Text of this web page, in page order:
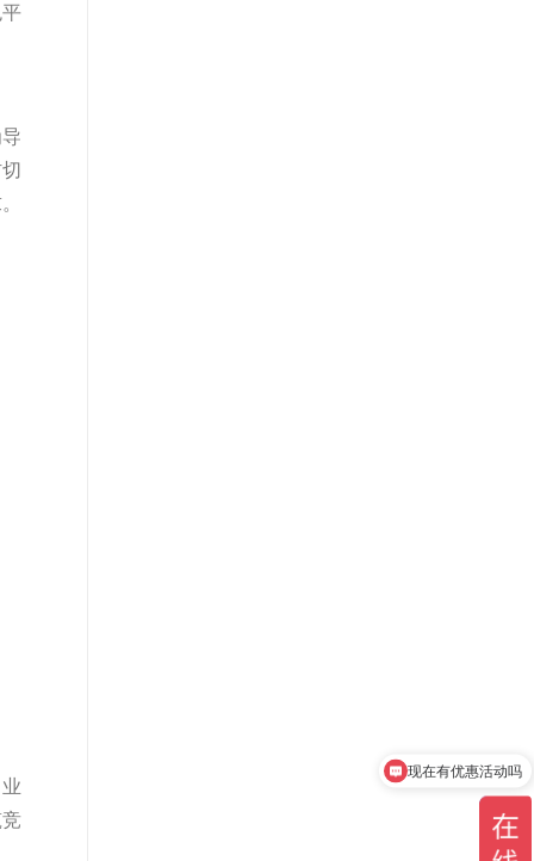
现在有优惠活动吗